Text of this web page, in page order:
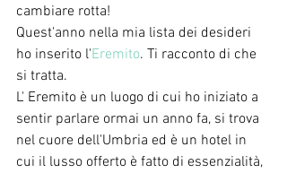
cambiare rotta!
Quest'anno nella mia lista dei desideri
ho inserito l'Eremito. Ti racconto di che
si tratta.
L' Eremito è un luogo di cui ho iniziato a
sentir parlare ormai un anno fa, si trova
nel cuore dell'Umbria ed è un hotel in
cui il lusso offerto è fatto di essenzialità,